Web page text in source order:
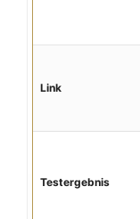
Link
Testergebnis